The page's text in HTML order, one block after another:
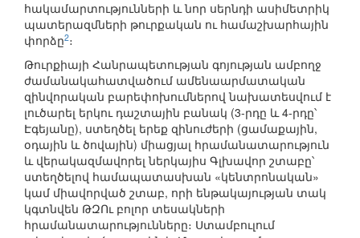
հակամարտությունների և նոր սերնդի ասիմետրիկ
պատերազմների թուրքական ու համաշխարհային
փորձը2։
Թուրքիայի Հանրապետության գոյության ամբողջ
ժամանակահատվածում ամենաարմատական
զինվորական բարեփոխումներով նախատեսվում է
լուծարել երկու դաշտային բանակ (3-րդը և 4-րդը՝
Էգեյանը), ստեղծել երեք զինուժերի (ցամաքային,
օդային և ծովային) միացյալ հրամանատարություն
և վերակազմավորել ներկայիս Գլխավոր շտաբը՝
ստեղծելով համապատասխան «կենտրոնական»
կամ միավորված շտաբ, որի ենթակայության տակ
կգտնվեն ԹԶՈւ բոլոր տեսակների
հրամանատարությունները։ Ստամբուլում